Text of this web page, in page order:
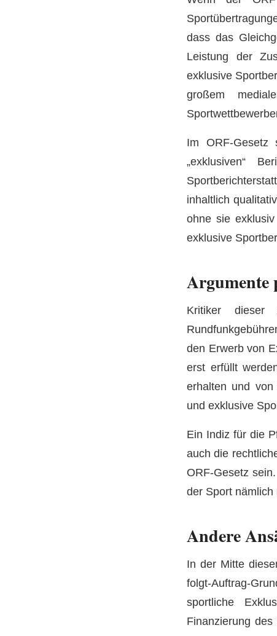
dass das
Leistung der
exklusive
großem
Im ORF-
„exklusiven“
inhaltlich
ohne sie
exklusive
Argumente
Kritiker dieser
den Erwerb von
erst erfüllt
erhalten und
und exklusive
Ein Indiz für die
auch die
ORF-Gesetz
der Sport nämlich
Andere
In der Mitte
folgt-Auftrag-
sportliche
Finanzierung